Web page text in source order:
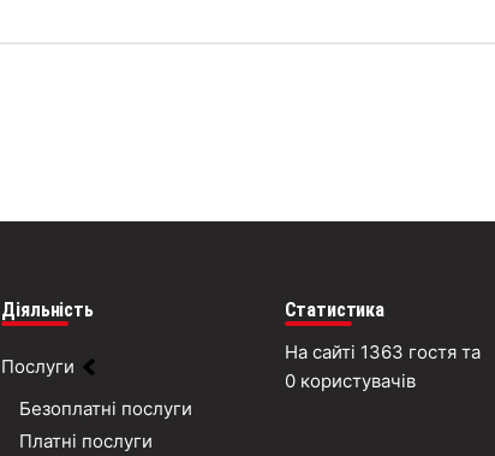
Діяльність
Послуги
Безоплатні послуги
Платні послуги
Статистика
На сайті 1363 гостя та
0 користувачів